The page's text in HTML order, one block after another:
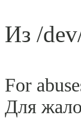
Из /
For
Для